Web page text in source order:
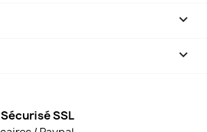

keyboard_arrow_down
SSL